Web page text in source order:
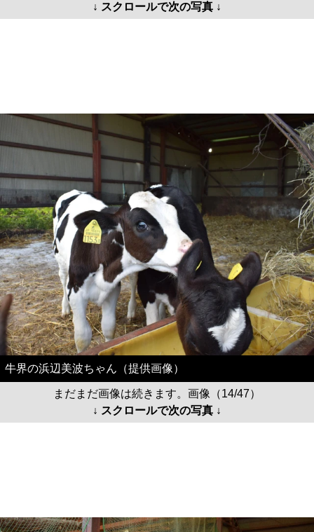
↓ スクロールで次の写真 ↓
牛界の浜辺美波ちゃん（提供画像）
まだまだ画像は続きます。画像（14/47）
↓ スクロールで次の写真 ↓